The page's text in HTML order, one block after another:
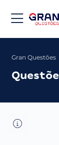
Gran Questões